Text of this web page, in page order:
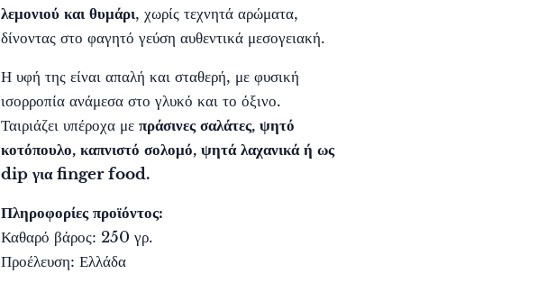
λεμονιού και θυμάρι, χωρίς τεχνητά αρώματα,
δίνοντας στο φαγητό γεύση αυθεντικά μεσογειακή.
Η υφή της είναι απαλή και σταθερή, με φυσική
ισορροπία ανάμεσα στο γλυκό και το όξινο.
Ταιριάζει υπέροχα με πράσινες σαλάτες, ψητό
κοτόπουλο, καπνιστό σολομό, ψητά λαχανικά ή ως
dip για finger food.
Πληροφορίες προϊόντος:
Καθαρό βάρος: 250 γρ.
Προέλευση: Ελλάδα